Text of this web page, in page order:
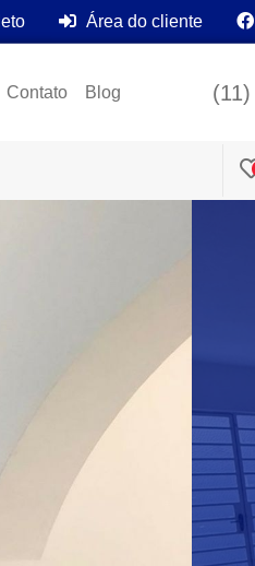
Área do cliente
Contato Blog (11)